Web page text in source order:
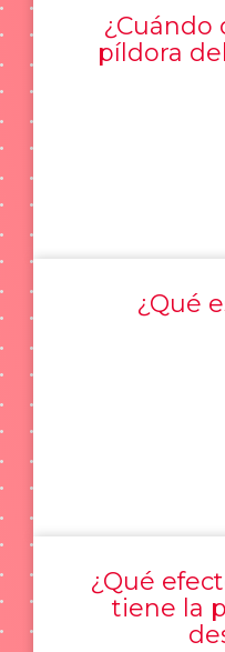
¿Cuándo
píldora
¿Qué
¿Qué
tiene la